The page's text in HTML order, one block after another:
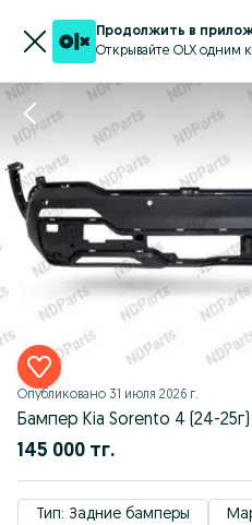
Продолжить в
Открывайте OLX одним
Опубликовано 31 июля 2026 г.
Бампер Kia Sorento 4 (24-
145 000 тг.
Тип: Задние бамперы